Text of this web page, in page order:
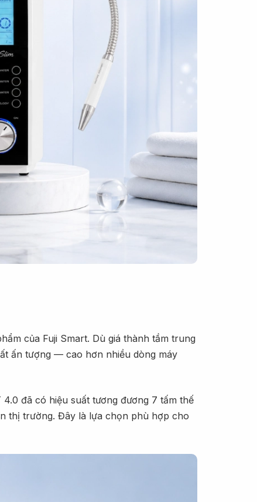
của Fuji Smart. Dù giá thành tầm trung
ấn tượng — cao hơn nhiều dòng máy
đã có hiệu suất tương đương 7 tấm thế
thị trường. Đây là lựa chọn phù hợp cho